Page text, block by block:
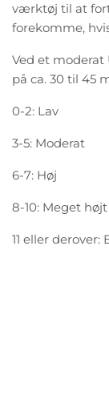
værktøj til at
forekomme,
Ved et moderat
på ca. 30 til 45
0-2: Lav
3-5: Moderat
6-7: Høj
8-10: Meget højt
11 eller derover: